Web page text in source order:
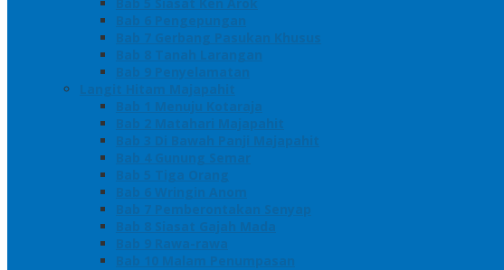
Bab 6 Pengepungan
Bab 7 Gerbang Pasukan Khusus
Bab 8 Tanah Larangan
Bab 9 Penyelamatan
Langit Hitam Majapahit
Bab 1 Menuju Kotaraja
Bab 2 Matahari Majapahit
Bab 3 Di Bawah Panji Majapahit
Bab 4 Gunung Semar
Bab 5 Tiga Orang
Bab 6 Wringin Anom
Bab 7 Pemberontakan Senyap
Bab 8 Siasat Gajah Mada
Bab 9 Rawa-rawa
Bab 10 Malam Penumpasan